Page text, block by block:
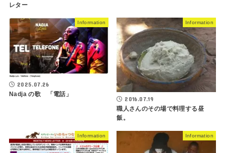
レター
Information
2025.07.26
Nadja の歌 「電話」
Information
2016.07.19
職人さんのその場で料理する昼
飯。
Information Information